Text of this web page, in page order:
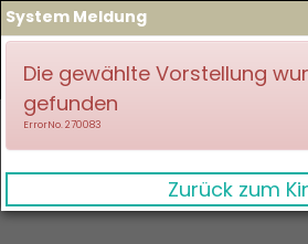
System Meldung
Die gewählte Vorstellung
gefunden
ErrorNo. 270083
Zurück zum